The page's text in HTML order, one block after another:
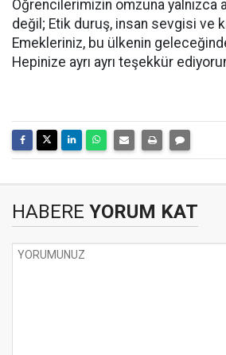
Öğrencilerimizin omzuna yalnızca
değil; Etik duruş, insan sevgisi ve
Emekleriniz, bu ülkenin
Hepinize ayrı ayrı teşekkür
HABERE YORUM KAT